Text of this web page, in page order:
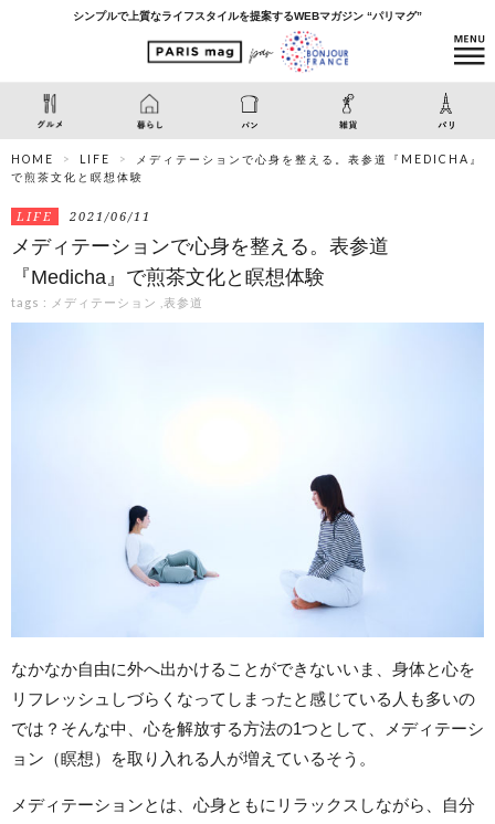
シンプルで上質なライフスタイルを提案するWEBマガジン “パリマグ”
HOME LIFE
メディテーションで心身を整える。表参道『MEDICHA』
で煎茶文化と瞑想体験
LIFE 2021/06/11
メディテーションで心身を整える。表参道
『Medicha』で煎茶文化と瞑想体験
tags : メディテーション 表参道
なかなか自由に外へ出かけることができないいま、身体と心を
リフレッシュしづらくなってしまったと感じている人も多いの
では？そんな中、心を解放する方法の1つとして、メディテーシ
ョン（瞑想）を取り入れる人が増えているそう。
メディテーションとは、心身ともにリラックスしながら、自分